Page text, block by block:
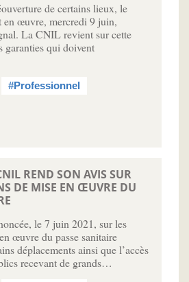
de certains lieux, le
en œuvre, mercredi 9 juin,
La CNIL revient sur cette
garanties qui doivent
#Professionnel
REND SON AVIS SUR
DE MISE EN ŒUVRE DU
le 7 juin 2021, sur les
œuvre du passe sanitaire
déplacements ainsi que l’accès
recevant de grands…